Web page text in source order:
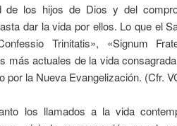
de los hijos de Dios y del
dar la vida por ellos. Lo que el
Trinitatis», «Signum
más actuales de la vida
por la Nueva Evangelización. (Cfr.
los llamados a la vida